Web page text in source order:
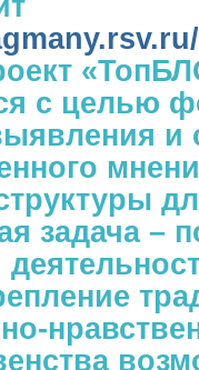
с целью
и
задача –